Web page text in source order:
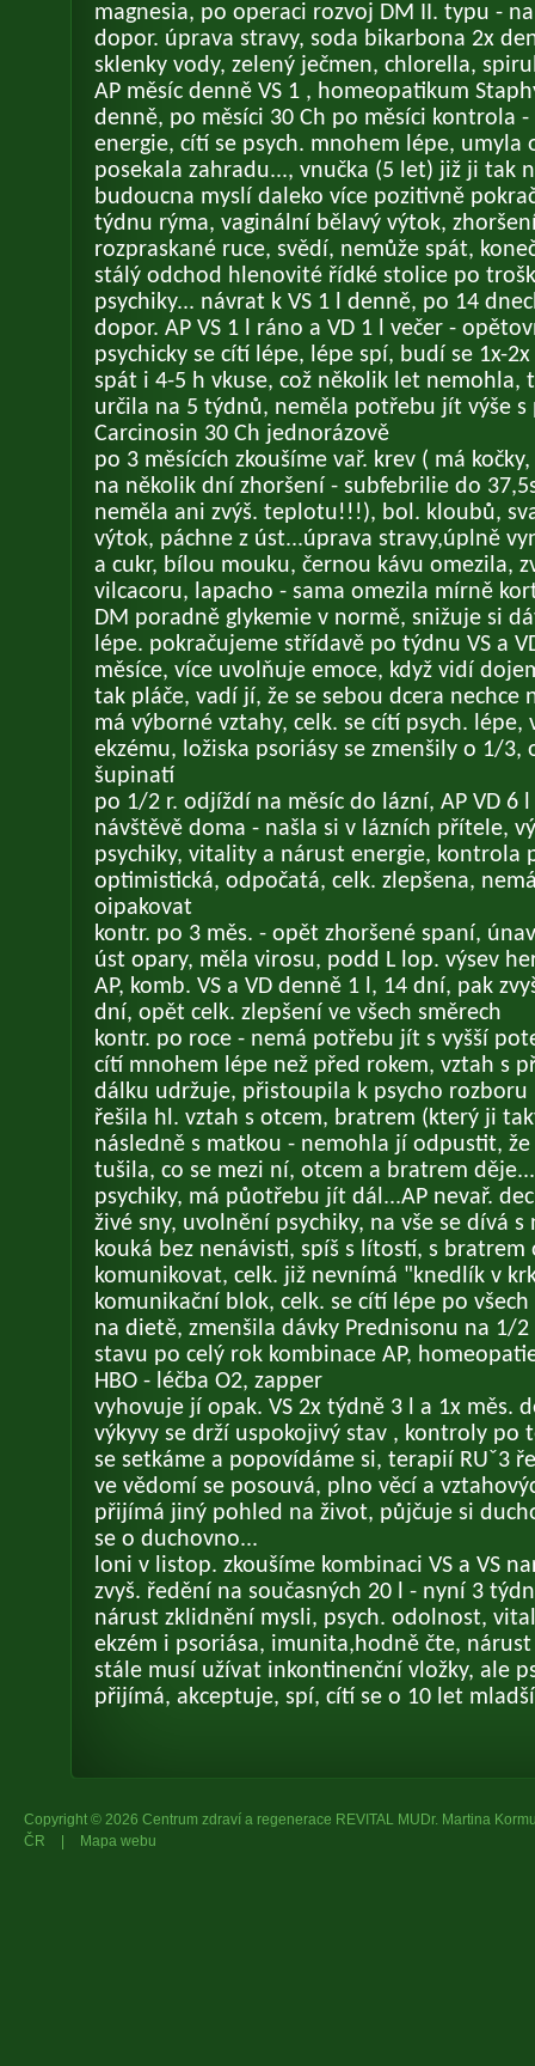
magnesia, po operaci rozvoj DM II. typu -
dopor. úprava stravy, soda bikarbona 2x
sklenky vody, zelený ječmen, chlorella,
AP měsíc denně VS 1 , homeopatikum
denně, po měsíci 30 Ch po měsíci kontrola
energie, cítí se psych. mnohem lépe, umyla
posekala zahradu..., vnučka (5 let) již ji tak
budoucna myslí daleko více pozitivně
týdnu rýma, vaginální bělavý výtok,
rozpraskané ruce, svědí, nemůže spát,
stálý odchod hlenovité řídké stolice po
psychiky... návrat k VS 1 l denně, po 14
dopor. AP VS 1 l ráno a VD 1 l večer -
psychicky se cítí lépe, lépe spí, budí se 1x-
spát i 4-5 h vkuse, což několik let nemohla,
určila na 5 týdnů, neměla potřebu jít výše s
Carcinosin 30 Ch jednorázově
po 3 měsících zkoušíme vař. krev ( má
na několik dní zhoršení - subfebrilie do
neměla ani zvýš. teplotu!!!), bol. kloubů,
výtok, páchne z úst...úprava stravy,úplně
a cukr, bílou mouku, černou kávu omezila,
vilcacoru, lapacho - sama omezila mírně
DM poradně glykemie v normě, snižuje si
lépe. pokračujeme střídavě po týdnu VS a
měsíce, více uvolňuje emoce, když vidí
tak pláče, vadí jí, že se sebou dcera nechce
má výborné vztahy, celk. se cítí psych. lépe,
ekzému, ložiska psoriásy se zmenšily o 1/3,
šupinatí
po 1/2 r. odjíždí na měsíc do lázní, AP VD 6
návštěvě doma - našla si v lázních přítele,
psychiky, vitality a nárust energie, kontrola
optimistická, odpočatá, celk. zlepšena,
oipakovat
kontr. po 3 měs. - opět zhoršené spaní,
úst opary, měla virosu, podd L lop. výsev
AP, komb. VS a VD denně 1 l, 14 dní, pak
dní, opět celk. zlepšení ve všech směrech
kontr. po roce - nemá potřebu jít s vyšší
cítí mnohem lépe než před rokem, vztah s
dálku udržuje, přistoupila k psycho rozboru
řešila hl. vztah s otcem, bratrem (který ji
následně s matkou - nemohla jí odpustit,
tušila, co se mezi ní, otcem a bratrem
psychiky, má půotřebu jít dál...AP nevař.
živé sny, uvolnění psychiky, na vše se dívá
kouká bez nenávisti, spíš s lítostí, s bratrem
komunikovat, celk. již nevnímá "knedlík v
komunikační blok, celk. se cítí lépe po
na dietě, zmenšila dávky Prednisonu na 1/
stavu po celý rok kombinace AP,
HBO - léčba O2, zapper
vyhovuje jí opak. VS 2x týdně 3 l a 1x měs.
výkyvy se drží uspokojivý stav , kontroly po
se setkáme a popovídáme si, terapií RUˇ3
ve vědomí se posouvá, plno věcí a
přijímá jiný pohled na život, půjčuje si
se o duchovno...
loni v listop. zkoušíme kombinaci VS a VS
zvyš. ředění na současných 20 l - nyní 3
nárust zklidnění mysli, psych. odolnost,
ekzém i psoriása, imunita,hodně čte,
stále musí užívat inkontinenční vložky, ale
přijímá, akceptuje, spí, cítí se o 10 let mladší
Copyright © 2026 Centrum zdraví a regenerace REVITAL MUDr. Martina
ČR
| Mapa webu